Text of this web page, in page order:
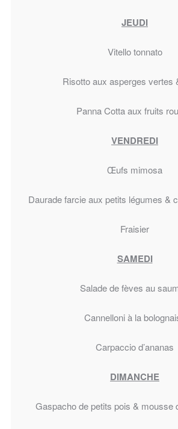
JEUDI
Vitello tonnato
Risotto aux asperges vertes
Panna Cotta aux fruits
VENDREDI
Œufs mimosa
Daurade farcie aux petits légumes &
Fraisier
SAMEDI
Salade de fèves au
Cannelloni à la
Carpaccio d’ananas
DIMANCHE
Gaspacho de petits pois & mousse